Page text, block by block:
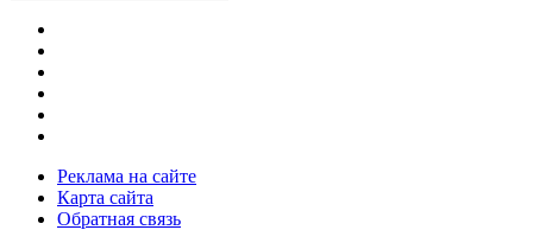
Реклама на сайте
Карта сайта
Обратная связь